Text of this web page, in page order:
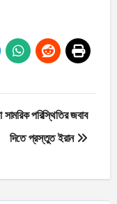
পরিস্থিতির জবাব
দিতে প্রস্তুত ইরান